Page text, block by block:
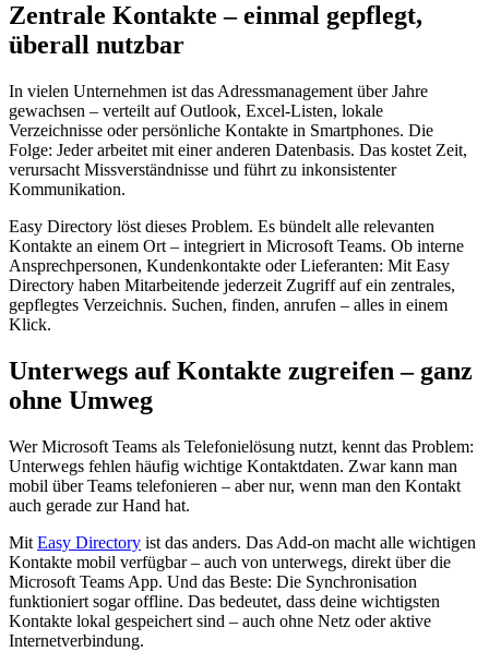
Zentrale Kontakte – einmal gepflegt,
überall nutzbar
In vielen Unternehmen ist das Adressmanagement über Jahre
gewachsen – verteilt auf Outlook, Excel-Listen, lokale
Verzeichnisse oder persönliche Kontakte in Smartphones. Die
Folge: Jeder arbeitet mit einer anderen Datenbasis. Das kostet Zeit,
verursacht Missverständnisse und führt zu inkonsistenter
Kommunikation.
Easy Directory löst dieses Problem. Es bündelt alle relevanten
Kontakte an einem Ort – integriert in Microsoft Teams. Ob interne
Ansprechpersonen, Kundenkontakte oder Lieferanten: Mit Easy
Directory haben Mitarbeitende jederzeit Zugriff auf ein zentrales,
gepflegtes Verzeichnis. Suchen, finden, anrufen – alles in einem
Klick.
Unterwegs auf Kontakte zugreifen – ganz
ohne Umweg
Wer Microsoft Teams als Telefonielösung nutzt, kennt das Problem:
Unterwegs fehlen häufig wichtige Kontaktdaten. Zwar kann man
mobil über Teams telefonieren – aber nur, wenn man den Kontakt
auch gerade zur Hand hat.
Mit Easy Directory ist das anders. Das Add-on macht alle wichtigen
Kontakte mobil verfügbar – auch von unterwegs, direkt über die
Microsoft Teams App. Und das Beste: Die Synchronisation
funktioniert sogar offline. Das bedeutet, dass deine wichtigsten
Kontakte lokal gespeichert sind – auch ohne Netz oder aktive
Internetverbindung.